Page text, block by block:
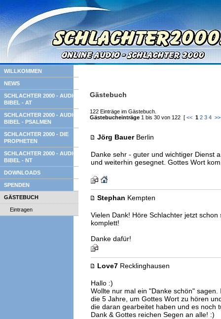
WILLKOMMEN
NEWS
SCHLACHTER 2000 - AUDIO
BIBEL - AT
SCHLACHTER 2000 - AUDIO
BIBEL - PSALMEN
SCHLACHTER 2000 - DIE
PROPHETEN
SCHLACHTER 2000 - AUDIO
BIBEL - NT
DOWNLOADS
SPENDEN
GÄSTEBUCH
Eintragen
Gästebuch
122 Einträge im Gästebuch.
Gästebucheinträge 1 bis 30 von 122 [ << 1 2 3 4 >>
Jörg BauerBerlin
Danke sehr - guter und wichtiger Dienst
und weiterhin gesegnet. Gottes Wort
Stephan Kempten
Vielen Dank! Höre Schlachter jetzt
komplett!
Danke dafür!
Love7 Recklinghausen
Hallo :)
Wollte nur mal ein "Danke schön"
die 5 Jahre, um Gottes Wort zu hören
die daran gearbeitet haben und es noch
Dank & Gottes reichen Segen an alle! :)